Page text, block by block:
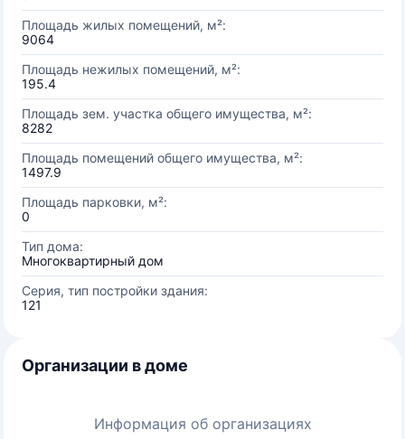
Площадь жилых помещений, м²:
9064
Площадь нежилых помещений, м²:
195.4
Площадь зем. участка общего имущества, м²:
8282
Площадь помещений общего имущества, м²:
1497.9
Площадь парковки, м²:
0
Тип дома:
Многоквартирный дом
Серия, тип постройки здания:
121
Организации в доме
Информация об организациях